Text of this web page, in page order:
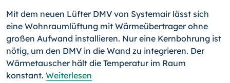
Mit dem neuen Lüfter DMV von Systemair lässt sich
eine Wohnraumlüftung mit Wärmeübertrager ohne
großen Aufwand installieren. Nur eine Kernbohrung ist
nötig, um den DMV in die Wand zu integrieren. Der
Wärmetauscher hält die Temperatur im Raum
konstant. Weiterlesen